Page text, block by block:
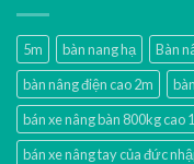
5m bàn nang hạ Bàn
bàn nâng điện cao 2m
bán xe nâng bàn 800kg cao
bán xe nâng tay của đức